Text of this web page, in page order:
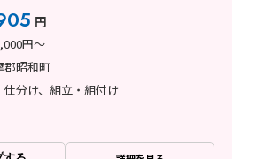
円
円～
郡昭和町
分け、組立・組付け